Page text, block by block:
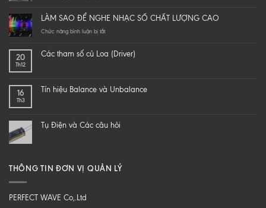
yourself
a
speaker
loa
Z
LÀM SAO ĐỂ NGHE NHẠC SỐ CHẤT LƯỢNG CAO
Chức năng bình luận bị tắtở
ĐỂ
CHẤT
20
Th12
Các tham số củ Loa (Driver)
16
Th3
Tín hiệu Balance và Unbalance
Tụ Điện và Các câu hỏi
THÔNG TIN ĐƠN VỊ QUẢN LÝ
PERFECT WAVE Co,.Ltd